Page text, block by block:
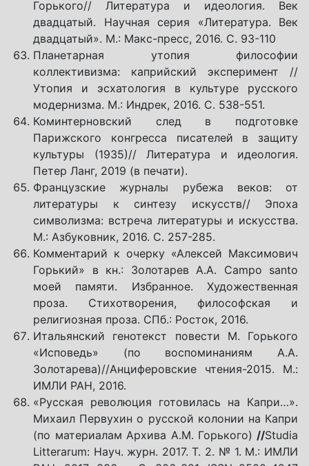
Горького// Литература и идеология. Век
двадцатый. Научная серия «Литература. Век
двадцатый». М.: Макс-пресс, 2016. С. 93-110
Планетарная утопия философии
коллективизма: каприйский эксперимент //
Утопия и эсхатология в культуре русского
модернизма. М.: Индрек, 2016. С. 538-551.
Коминтерновский след в подготовке
Парижского конгресса писателей в защиту
культуры (1935)// Литература и идеология.
Петер Ланг, 2019 (в печати).
Французские журналы рубежа веков: от
литературы к синтезу искусств// Эпоха
символизма: встреча литературы и искусства.
М.: Азбуковник, 2016. С. 257-285.
Комментарий к очерку «Алексей Максимович
Горький» в кн.: Золотарев А.А. Campo santo
моей памяти. Избранное. Художественная
проза. Стихотворения, философская и
религиозная проза. СПб.: Росток, 2016.
Итальянский генотекст повести М. Горького
«Исповедь» (по воспоминаниям А.А.
Золотарева)//Анциферовские чтения-2015. М.:
ИМЛИ РАН, 2016.
«Русская революция готовилась на Капри…».
Михаил Первухин о русской колонии на Капри
(по материалам Архива А.М. Горького) //Studia
Litterarum: Науч. журн. 2017. Т. 2. № 1. М.: ИМЛИ